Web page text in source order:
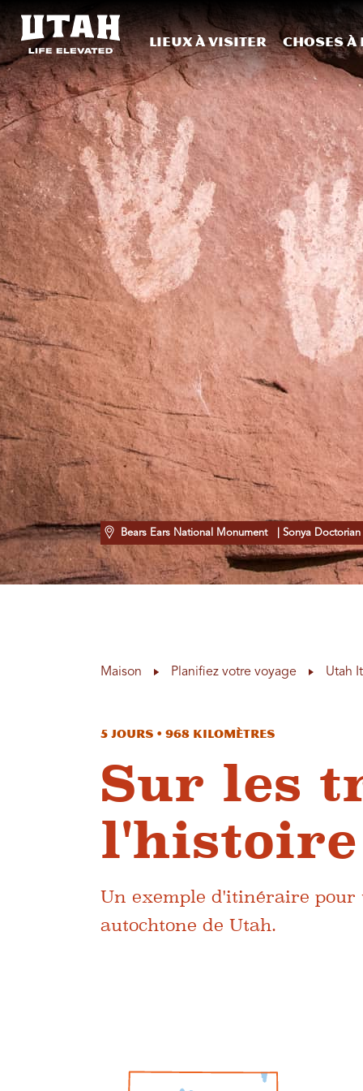
Skip to content
Lieux à visiter Choses
Bears Ears National Monument | Sonya Doctorian
Maison Planifiez votre voyage Utah
5 jours • 968 kilomètres
Sur les
Un exemple d'itinéraire
autochtone de Utah.